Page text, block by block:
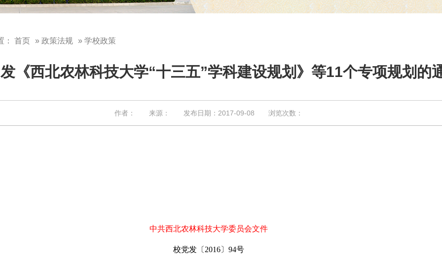
： 首页 » 政策法规 » 学校政策
《西北农林科技大学“十三五”学科建设规划》等11个专项规划的
作者： 来源： 发布日期：2017-09-08 浏览次数：
中共西北农林科技大学委员会文件
校党发〔2016〕94号